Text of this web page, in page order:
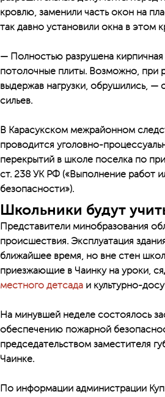
кровлю, заменили часть окон на
так давно установили окна в этом
— Полностью разрушена
потолочные плиты. Возможно, при
выдержав нагрузки, обрушились, —
сильев.
В Карасукском межрайонном
проводится уголовно-
перекрытий в школе поселка по
ст. 238 УК РФ («Выполнение работ
безопасности»).
Школьники будут
Представители минобразования
происшествия. Эксплуатация
ближайшее время, но вне стен
приезжающие в Чаинку на уроки,
местного детсада и культурно-
На минувшей неделе состоялось
обеспечению пожарной
председательством заместителя
Чаинке.
По информации администрации